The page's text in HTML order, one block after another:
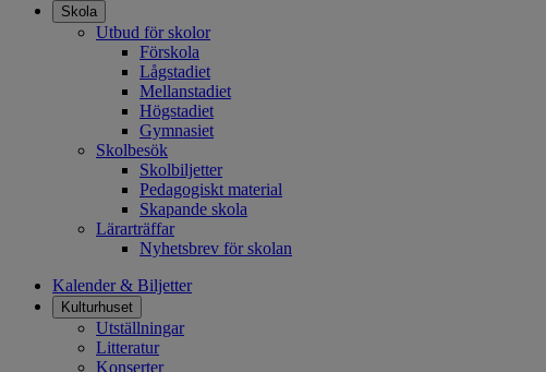
Öppna
meny
Skola
Utbud för skolor
Förskola
Lågstadiet
Mellanstadiet
Högstadiet
Gymnasiet
Skolbesök
Skolbiljetter
Pedagogiskt material
Skapande skola
Lärarträffar
Nyhetsbrev för skolan
Mobile
Kalender & Biljetter
Öppna
meny
Kulturhuset
Utställningar
Litteratur
Konserter